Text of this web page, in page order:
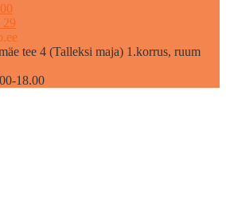
29
tee 4 (Talleksi maja) 1.korrus, ruum
18.00